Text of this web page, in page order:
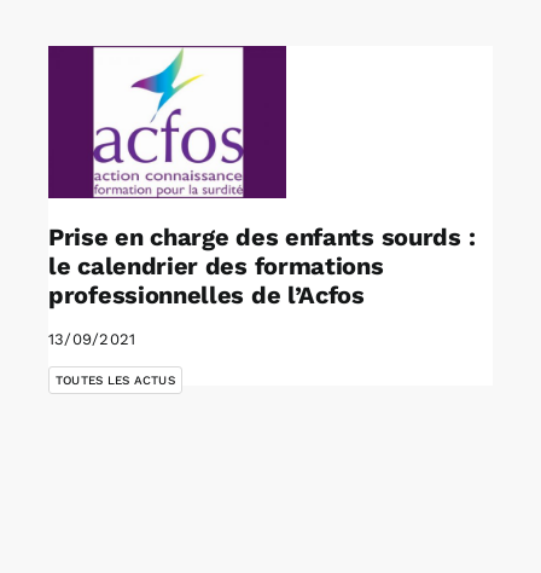
Annonces emploi
Prise en charge des enfants sourds :
le calendrier des formations
professionnelles de l’Acfos
13/09/2021
TOUTES LES ACTUS